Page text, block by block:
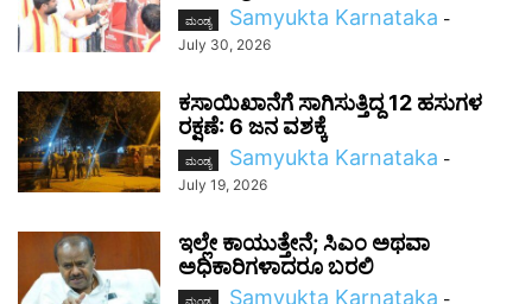
ಮಂಡ್ಯ Samyukta Karnataka -
July 30, 2026
ಕಸಾಯಿಖಾನೆಗೆ ಸಾಗಿಸುತ್ತಿದ್ದ 12 ಹಸುಗಳ
ರಕ್ಷಣೆ: 6 ಜನ ವಶಕ್ಕೆ
ಮಂಡ್ಯ Samyukta Karnataka -
July 19, 2026
ಇಲ್ಲೇ ಕಾಯುತ್ತೇನೆ; ಸಿಎಂ ಅಥವಾ
ಅಧಿಕಾರಿಗಳಾದರೂ ಬರಲಿ
Samyukta Karnataka -